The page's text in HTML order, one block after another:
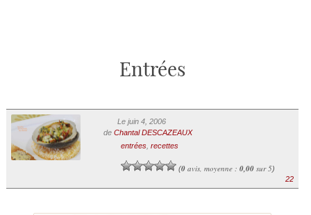
Entrées
Le juin 4, 2006
de Chantal DESCAZEAUX
entrées, recettes
(0avis, moyenne : 0,00sur 5)
22